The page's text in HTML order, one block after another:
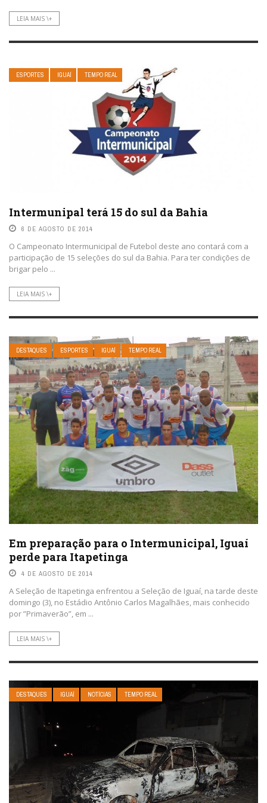
LEIA MAIS \+
ESPORTES IGUAÍ TEMPO REAL
Intermunipal terá 15 do sul da Bahia
6 DE AGOSTO DE 2014
O Campeonato Intermunicipal de Futebol deste ano contará com a
participação de 15 seleções do sul da Bahia. Para ter condições de
brigar pelo ...
LEIA MAIS \+
DESTAQUES ESPORTES IGUAÍ TEMPO REAL
Em preparação para o Intermunicipal, Iguaí
perde para Itapetinga
4 DE AGOSTO DE 2014
A Seleção de Itapetinga enfrentou a Seleção de Iguaí, na tarde deste
domingo (3), no Estádio Antônio Carlos Magalhães, mais conhecido
por ”Primaverão”, em ...
LEIA MAIS \+
DESTAQUES IGUAÍ NOTÍCIAS TEMPO REAL